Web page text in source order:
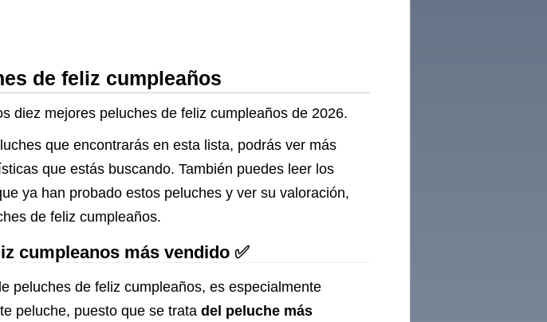
de feliz cumpleaños
diez mejores peluches de feliz cumpleaños de 2026.
que encontrarás en esta lista, podrás ver más
que estás buscando. También puedes leer los
ya han probado estos peluches y ver su valoración,
de feliz cumpleaños.
cumpleanos más vendido ✅
peluches de feliz cumpleaños, es especialmente
peluche, puesto que se trata del peluche más